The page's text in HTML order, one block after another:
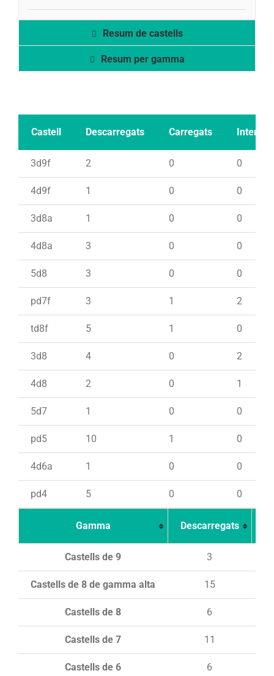
Resum de castells
Resum per gamma
Castell Descarregats Carregats Intents
3d9f 2 0 0
4d9f 1 0 0
3d8a 1 0 0
4d8a 3 0 0
5d8 3 0 0
pd7f 3 1 2
td8f 5 1 0
3d8 4 0 2
4d8 2 0 1
5d7 1 0 0
pd5 10 1 0
4d6a 1 0 0
pd4 5 0 0
Gamma Descarregats
Castells de 9 3
Castells de 8 de gamma alta 15
Castells de 8 6
Castells de 7 11
Castells de 6 6